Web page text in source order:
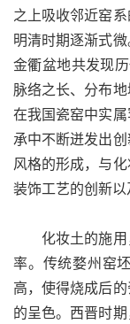
之上吸收邻近窑
明清时期逐渐式
金衢盆地共发现
脉络之长、分布
在我国瓷窑中实
承中不断迸发出
风格的形成，与
装饰工艺的创新以
化妆土的施用
率。传统婺州窑
高，使得烧成后
的呈色。西晋时